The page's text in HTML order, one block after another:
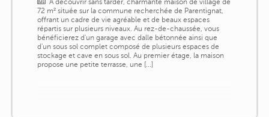
À découvrir sans tarder, charmante maison de village de
72 m² située sur la commune recherchée de Parentignat,
offrant un cadre de vie agréable et de beaux espaces
répartis sur plusieurs niveaux. Au rez-de-chaussée, vous
bénéficierez d'un garage avec dalle bétonnée ainsi que
d'un sous sol complet composé de plusieurs espaces de
stockage et cave en sous sol. Au premier étage, la maison
propose une petite terrasse, une [...]